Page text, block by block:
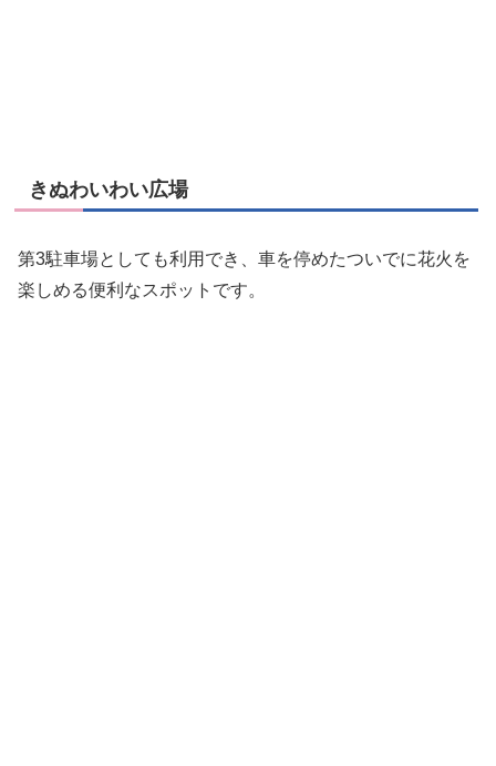
きぬわいわい広場
第3駐車場としても利用でき、車を停めたついでに花火を
楽しめる便利なスポットです。